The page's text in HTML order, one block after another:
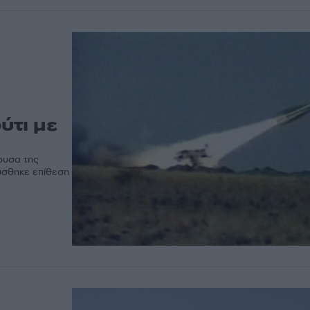
με
της
επίθεση